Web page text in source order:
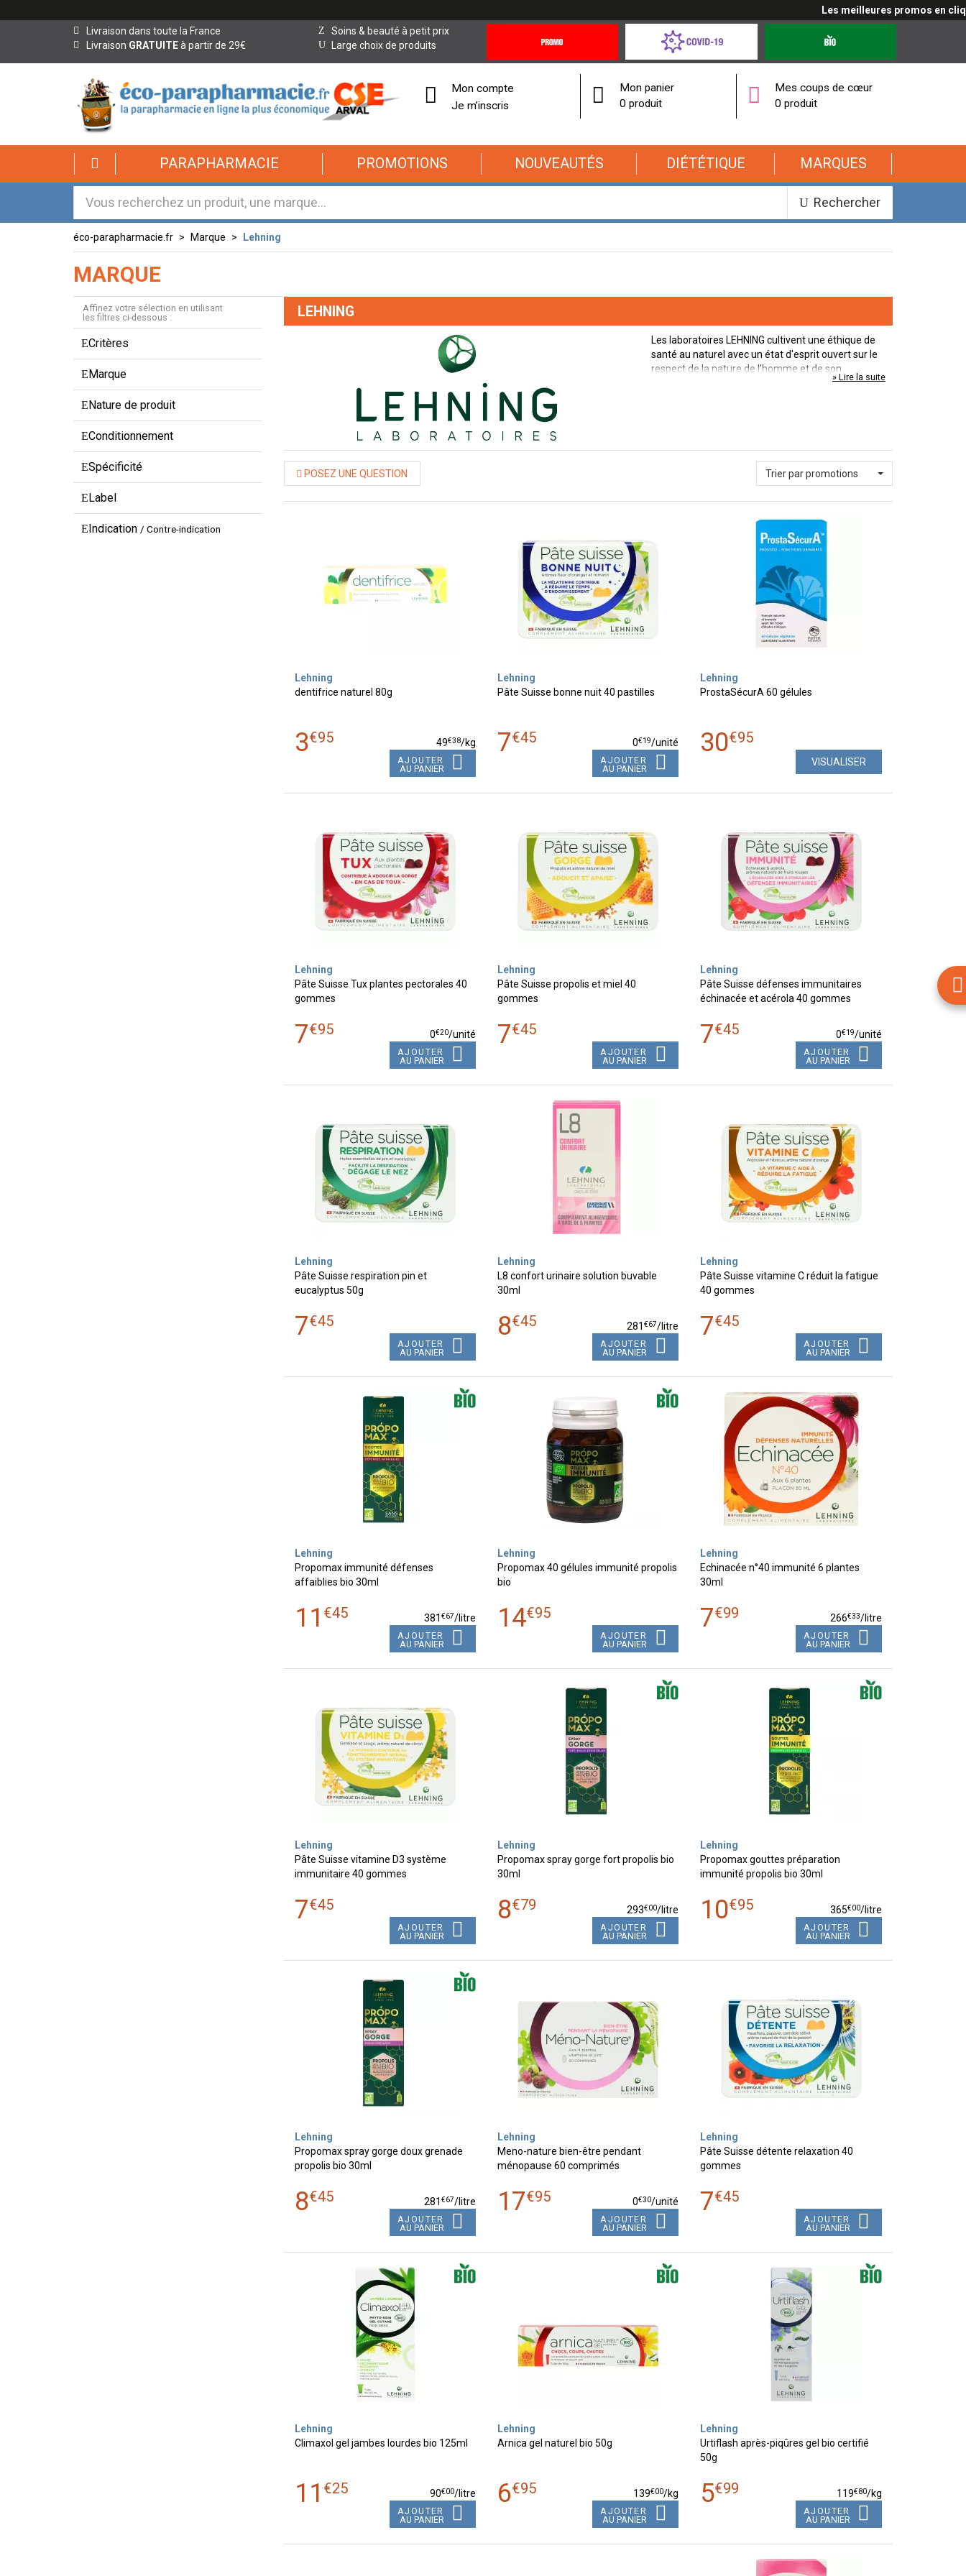
Les meilleures promos en cliquant ici
Livraison dans toute la France
Livraison GRATUITEà partir de 29€
Soins & beauté à petit prix
Large choix de produits
Offres
Coronavirus
Mon compte
Je m’inscris
Mon panier
0 produit
Mes coups de cœur
0 produit
PARAPHARMACIE PROMOTIONS NOUVEAUTÉS DIÉTÉTIQUE MARQUES
Rechercher
éco-parapharmacie.fr Marque Lehning
MARQUE
Affinez votre sélection en utilisant
les filtres ci-dessous :
Critères
Marque
Nature de produit
Conditionnement
Spécificité
Label
Indication / Contre-indication
LEHNING
Les laboratoires LEHNING cultivent une éthique de
santé au naturel avec un état d'esprit ouvert sur le
respect de la nature de l'homme et de son
environnement. LEHNING ne se concentre pas
» Lire la suite
POSEZ UNE QUESTION Trier par promotions
Lehning
dentifrice naturel 80g
3€95 49€38/kg
AJOUTER
AU PANIER
Lehning
Pâte Suisse bonne nuit 40 pastilles
7€45 0€19/unité
AJOUTER
AU PANIER
Lehning
ProstaSécurA 60 gélules
30€95
VISUALISER
Lehning
Pâte Suisse Tux plantes pectorales 40
gommes
7€95 0€20/unité
AJOUTER
AU PANIER
Lehning
Pâte Suisse propolis et miel 40
gommes
7€45
AJOUTER
AU PANIER
Lehning
Pâte Suisse défenses immunitaires
échinacée et acérola 40 gommes
7€45 0€19/unité
AJOUTER
AU PANIER
Lehning
Pâte Suisse respiration pin et
eucalyptus 50g
7€45
AJOUTER
AU PANIER
Lehning
L8 confort urinaire solution buvable
30ml
8€45 281€67/litre
AJOUTER
AU PANIER
Lehning
Pâte Suisse vitamine C réduit la fatigue
40 gommes
7€45
AJOUTER
AU PANIER
Lehning
Propomax immunité défenses
affaiblies bio 30ml
11 €45 381 €67/litre
AJOUTER
AU PANIER
Lehning
Propomax 40 gélules immunité propolis
bio
14€95
AJOUTER
AU PANIER
Lehning
Echinacée n°40 immunité 6 plantes
30ml
7€99 266€33/litre
AJOUTER
AU PANIER
Lehning
Pâte Suisse vitamine D3 système
immunitaire 40 gommes
7€45
AJOUTER
AU PANIER
Lehning
Propomax spray gorge fort propolis bio
30ml
8€79 293€00/litre
AJOUTER
AU PANIER
Lehning
Propomax gouttes préparation
immunité propolis bio 30ml
10€95 365€00/litre
AJOUTER
AU PANIER
Lehning
Propomax spray gorge doux grenade
propolis bio 30ml
8€45 281 €67/litre
AJOUTER
AU PANIER
Lehning
Meno-nature bien-être pendant
ménopause 60 comprimés
17€95 0€30/unité
AJOUTER
AU PANIER
Lehning
Pâte Suisse détente relaxation 40
gommes
7€45
AJOUTER
AU PANIER
Lehning
Climaxol gel jambes lourdes bio 125ml
11 €25 90€00/litre
AJOUTER
AU PANIER
Lehning
Arnica gel naturel bio 50g
6€95 139€00/kg
AJOUTER
AU PANIER
Lehning
Urtiflash après-piqûres gel bio certifié
50g
5€99 119€80/kg
AJOUTER
AU PANIER